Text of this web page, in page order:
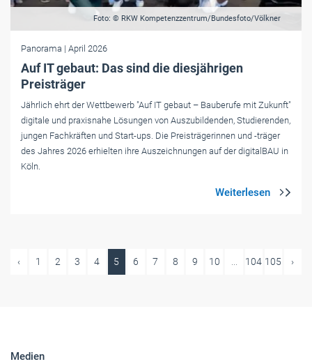
Foto: © RKW Kompetenzzentrum/Bundesfoto/Völkner
Panorama | April 2026
Auf IT gebaut: Das sind die diesjährigen
Preisträger
Jährlich ehrt der Wettbewerb "Auf IT gebaut – Bauberufe mit Zukunft"
digitale und praxisnahe Lösungen von Auszubildenden, Studierenden,
jungen Fachkräften und Start-ups. Die Preisträgerinnen und -träger
des Jahres 2026 erhielten ihre Auszeichnungen auf der digitalBAU in
Köln.
‹ 1 2 3 4 5 6 7 8 9 10 ... 104 105 ›
Medien